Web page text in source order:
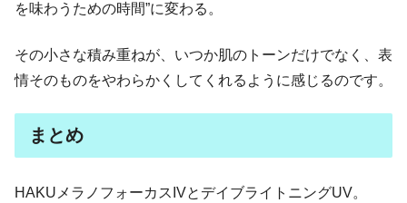
を味わうための時間”に変わる。
その小さな積み重ねが、いつか肌のトーンだけでなく、表
情そのものをやわらかくしてくれるように感じるのです。
まとめ
HAKUメラノフォーカスIVとデイブライトニングUV。